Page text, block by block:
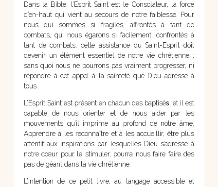
Dans la Bible, l’Esprit Saint est le Consolateur, la force
d’en-haut qui vient au secours de notre faiblesse. Pour
nous qui sommes si fragiles, affrontés à tant de
combats, qui nous égarons si facilement, confrontés à
tant de combats, cette assistance du Saint-Esprit doit
devenir un élément essentiel de notre vie chrétienne ;
sans quoi nous ne pourrons pas vraiment progresser, ni
répondre à cet appel à la sainteté que Dieu adresse à
tous.
L’Esprit Saint est présent en chacun des baptisés, et il est
capable de nous orienter et de nous aider par les
mouvements qu’il imprime au profond de notre âme.
Apprendre à les reconnaître et à les accueillir, être plus
attentif aux inspirations par lesquelles Dieu s’adresse à
notre cœur pour le stimuler, pourra nous faire faire des
pas de géant dans la vie chrétienne.
L’intention de ce petit livre, au langage accessible et